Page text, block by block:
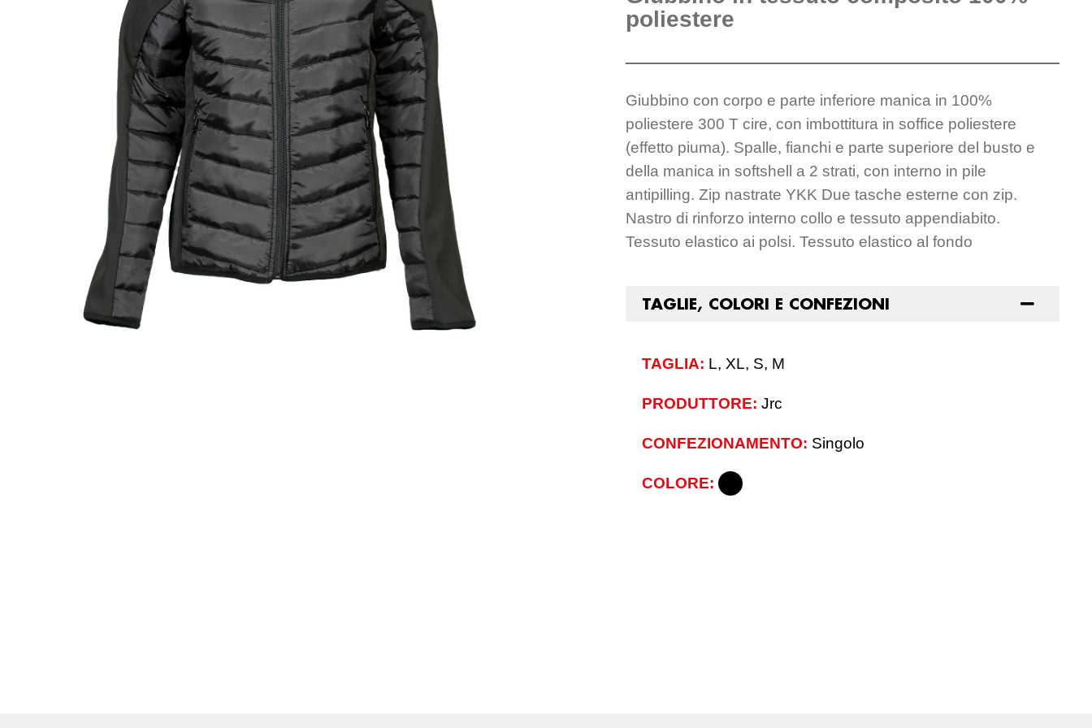
poliestere
Giubbino con corpo e parte inferiore manica in 100%
poliestere 300 T cire, con imbottitura in soffice poliestere
(effetto piuma). Spalle, fianchi e parte superiore del busto e
della manica in softshell a 2 strati, con interno in pile
antipilling. Zip nastrate YKK Due tasche esterne con zip.
Nastro di rinforzo interno collo e tessuto appendiabito.
Tessuto elastico ai polsi. Tessuto elastico al fondo
TAGLIE, COLORI E CONFEZIONI
TAGLIA: L, XL, S, M
PRODUTTORE: Jrc
CONFEZIONAMENTO: Singolo
COLORE: